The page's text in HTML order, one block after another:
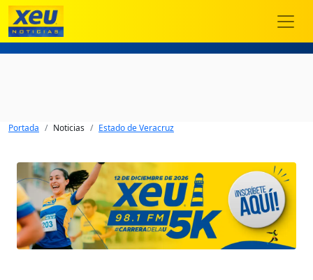
Portada Noticias Estado de Veracruz